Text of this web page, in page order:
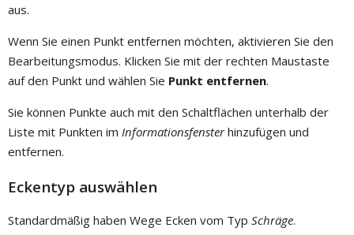
aus.
Wenn Sie einen Punkt entfernen möchten, aktivieren Sie den
Bearbeitungsmodus. Klicken Sie mit der rechten Maustaste
auf den Punkt und wählen Sie Punkt entfernen.
Sie können Punkte auch mit den Schaltflächen unterhalb der
Liste mit Punkten im Informationsfensterhinzufügen und
entfernen.
Eckentyp auswählen
Standardmäßig haben Wege Ecken vom Typ Schräge.